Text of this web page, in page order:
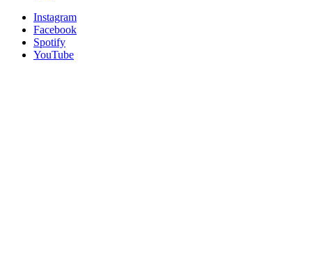
Instagram
Facebook
Spotify
YouTube